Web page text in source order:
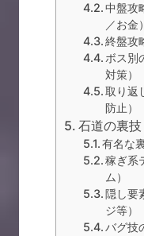
中盤攻
／お金）
終盤攻
ボス別
対策）
取り返
防止）
石道の裏技
有名な
稼ぎ系
ム）
隠し要
ジ等）
バグ技